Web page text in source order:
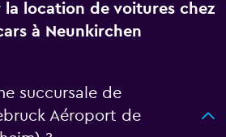
la location de voitures chez
à Neunkirchen
succursale de
Aéroport de